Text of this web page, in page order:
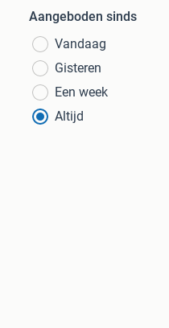
Aangeboden sinds
Vandaag
Gisteren
Een week
Altijd